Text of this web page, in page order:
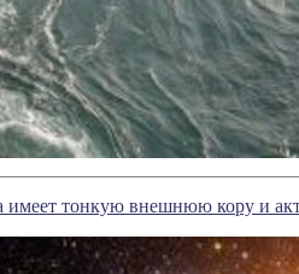
имеет тонкую внешнюю кору и